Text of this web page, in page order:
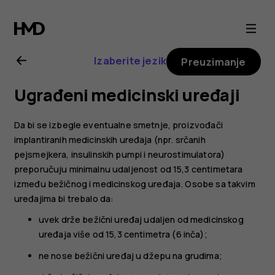
Nokia
2.1
uputstvo
za
korisnika
Izaberite jezik Preuzimanje
Ugrađeni medicinski uređaji
Da bi se izbegle eventualne smetnje, proizvođači
implantiranih medicinskih uređaja (npr. srčanih
pejsmejkera, insulinskih pumpi i neurostimulatora)
preporučuju minimalnu udaljenost od 15,3 centimetara
između bežičnog i medicinskog uređaja. Osobe sa takvim
uređajima bi trebalo da:
uvek drže bežični uređaj udaljen od medicinskog
uređaja više od 15,3 centimetra (6 inča);
ne nose bežični uređaj u džepu na grudima;